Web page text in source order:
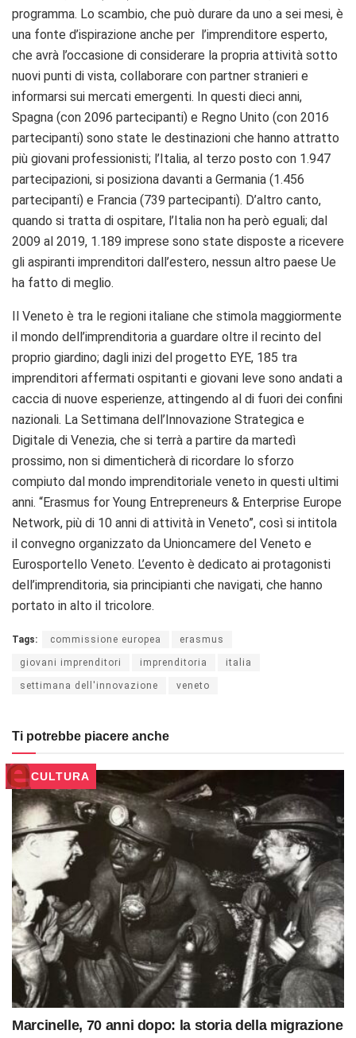
programma. Lo scambio, che può durare da uno a sei mesi, è
una fonte d’ispirazione anche per l’imprenditore esperto,
che avrà l’occasione di considerare la propria attività sotto
nuovi punti di vista, collaborare con partner stranieri e
informarsi sui mercati emergenti. In questi dieci anni,
Spagna (con 2096 partecipanti) e Regno Unito (con 2016
partecipanti) sono state le destinazioni che hanno attratto
più giovani professionisti; l’Italia, al terzo posto con 1.947
partecipazioni, si posiziona davanti a Germania (1.456
partecipanti) e Francia (739 partecipanti). D’altro canto,
quando si tratta di ospitare, l’Italia non ha però eguali; dal
2009 al 2019, 1.189 imprese sono state disposte a ricevere
gli aspiranti imprenditori dall’estero, nessun altro paese Ue
ha fatto di meglio.
Il Veneto è tra le regioni italiane che stimola maggiormente
il mondo dell’imprenditoria a guardare oltre il recinto del
proprio giardino; dagli inizi del progetto EYE, 185 tra
imprenditori affermati ospitanti e giovani leve sono andati a
caccia di nuove esperienze, attingendo al di fuori dei confini
nazionali. La Settimana dell’Innovazione Strategica e
Digitale di Venezia, che si terrà a partire da martedì
prossimo, non si dimenticherà di ricordare lo sforzo
compiuto dal mondo imprenditoriale veneto in questi ultimi
anni. “Erasmus for Young Entrepreneurs & Enterprise Europe
Network, più di 10 anni di attività in Veneto”, così si intitola
il convegno organizzato da Unioncamere del Veneto e
Eurosportello Veneto. L’evento è dedicato ai protagonisti
dell’imprenditoria, sia principianti che navigati, che hanno
portato in alto il tricolore.
Tags: commissione europea erasmus
giovani imprenditori imprenditoria italia
settimana dell'innovazione veneto
Ti potrebbe piacere anche
CULTURA
Marcinelle, 70 anni dopo: la storia della migrazione